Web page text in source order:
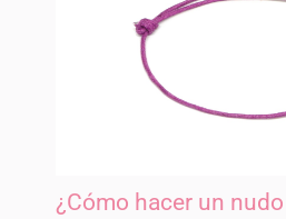
¿Cómo hacer un